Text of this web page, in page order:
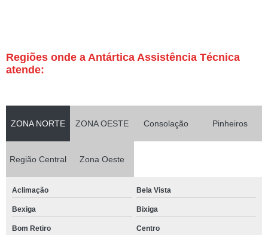
Regiões onde a Antártica Assistência Técnica
atende:
ZONA NORTE ZONA OESTE Consolação Pinheiros
Região Central Zona Oeste
Aclimação Bela Vista
Bexiga Bixiga
Bom Retiro Centro